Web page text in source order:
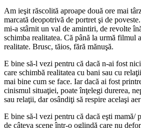
Am ieşit răscolită aproape două ore mai
marcată deopotrivă de portret şi de
mi-a stârnit un val de amintiri, de revolte
schimba realitatea. Că până la urmă filmul
realitate. Brusc, tăios, fără mănuşă.
E bine să-l vezi pentru că dacă n-ai fost
care schimbă realitatea cu bani sau cu
mai bine cum se face. Iar dacă ai fost
cinismul situaţiei, poate înţelegi durerea,
sau relaţii, dar osândiţi să respire acelaşi
E bine să-l vezi pentru că dacă eşti mamă/
de câteva scene într-o oglindă care nu